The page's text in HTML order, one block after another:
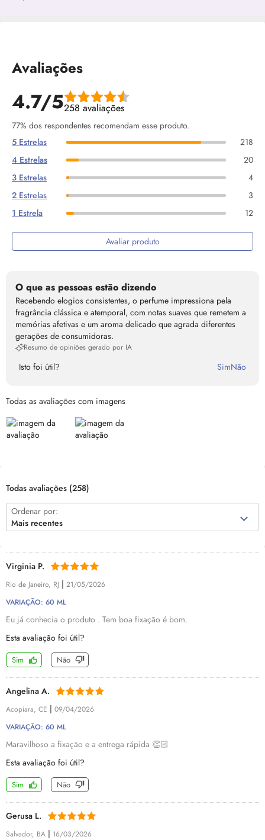
Avaliações
4.7/5258 avaliações
77% dos respondentes recomendam esse produto.
5 Estrelas
218
4 Estrelas
20
3 Estrelas
4
2 Estrelas
3
1 Estrela
12
Avaliar produto
O que as pessoas estão dizendo
Recebendo elogios consistentes, o perfume impressiona pela
fragrância clássica e atemporal, com notas suaves que remetem a
memórias afetivas e um aroma delicado que agrada diferentes
gerações de consumidoras.
Resumo de opiniões gerado por IA
Isto foi útil? SimNão
Todas as avaliações com imagens
Todas avaliações (258)
Ordenar por:
Mais recentes
Virginia P.
Rio de Janeiro, RJ | 21/05/2026
VARIAÇÃO: 60 ML
Eu já conhecia o produto . Tem boa fixação é bom.
Esta avaliação foi útil?
Sim Não
Angelina A.
Acopiara, CE | 09/04/2026
VARIAÇÃO: 60 ML
Maravilhoso a fixação e a entrega rápida 👏🏻
Esta avaliação foi útil?
Sim Não
Gerusa L.
Salvador, BA | 16/03/2026